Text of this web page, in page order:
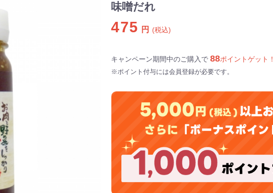
味噌だれ
475 円 (税込)
キャンペーン期間中のご購入で 88ポイントゲット！
※ポイント付与には会員登録が必要です。